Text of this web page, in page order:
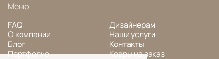
Меню
FAQ
О компании
Блог
Портфолио
Дизайнерам
Наши услуги
Контакты
Ковры на заказ